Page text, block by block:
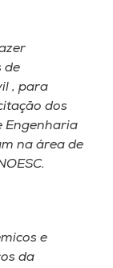
de
, para
dos
Engenharia
na área de
e
da